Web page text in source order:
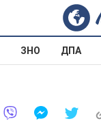
ЗНО ДПА